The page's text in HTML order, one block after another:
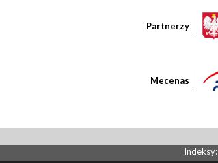
Partnerzy
Mecenas
Indeksy: